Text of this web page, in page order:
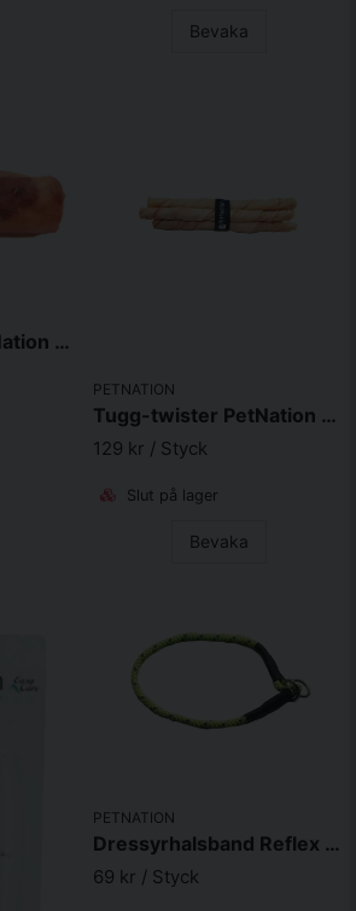
Bevaka
Tugg-twister PetNation 12x150mm Ren
PETNATION
Tugg-twister PetNation 18 x 250mm Hjortron, 5-pack
129 kr / Styck
Slut på lager
Bevaka
PETNATION
Dressyrhalsband Reflex Lime
69 kr / Styck